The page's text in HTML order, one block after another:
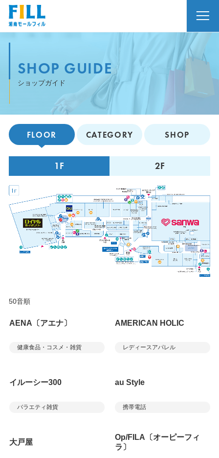
SHOP GUIDE
ショップガイド
FLOOR CATEGORY SHOP
1F 2F
50音順
AENA〔アエナ〕
健康食品・コスメ・雑貨
AMERICAN HOLIC
レディースアパレル
イルーシー300
バラエティ雑貨
au Style
携帯電話
大戸屋
Op/FILA〔オーピーフィ
ラ〕